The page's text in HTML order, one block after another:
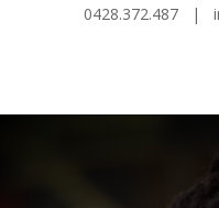
0428.372.487 |